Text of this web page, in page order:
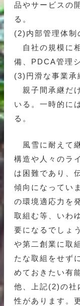
品やサービスの
る。
(2)内部管理体制
自社の規模に
備、PDCA管理
(3)円滑な事業承
親子間承継だ
いる。一時的に
る。
風雪に耐えて
構造や人々のラ
は困難であり、
傾向になってい
の環境適応力を
取組む等、いわ
要になるでしょ
や第二創業に取
たな取組をせず
めておきたい有
他、上記(2)の社
性があります。